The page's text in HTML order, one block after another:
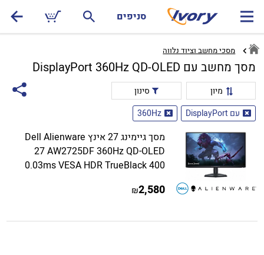
סניפים
מסכי מחשב וציוד נלווה
מסך מחשב עם DisplayPort 360Hz QD-OLED
מיון
סינון
עם DisplayPort
360Hz
מסך גיימינג 27 אינץ Dell Alienware
27 AW2725DF 360Hz QD-OLED
0.03ms VESA HDR TrueBlack 400
2,580
₪